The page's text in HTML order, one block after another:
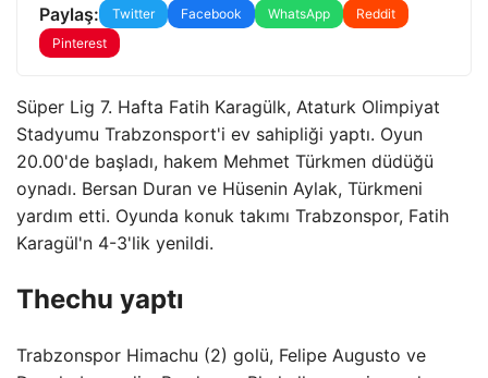
Paylaş: Twitter Facebook WhatsApp
Reddit
Pinterest
Süper Lig 7. Hafta Fatih Karagülk, Ataturk Olimpiyat
Stadyumu Trabzonsport'i ev sahipliği yaptı. Oyun
20.00'de başladı, hakem Mehmet Türkmen düdüğü
oynadı. Bersan Duran ve Hüsenin Aylak, Türkmeni
yardım etti. Oyunda konuk takımı Trabzonspor, Fatih
Karagül'n 4-3'lik yenildi.
Thechu yaptı
Trabzonspor Himachu (2) golü, Felipe Augusto ve